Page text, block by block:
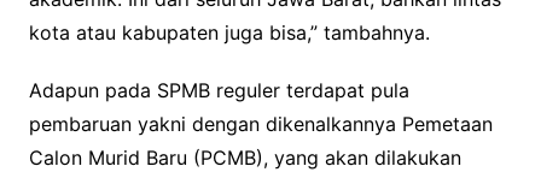
kota atau kabupaten juga bisa,” tambahnya.
Adapun pada SPMB reguler terdapat pula
pembaruan yakni dengan dikenalkannya Pemetaan
Calon Murid Baru (PCMB), yang akan dilakukan